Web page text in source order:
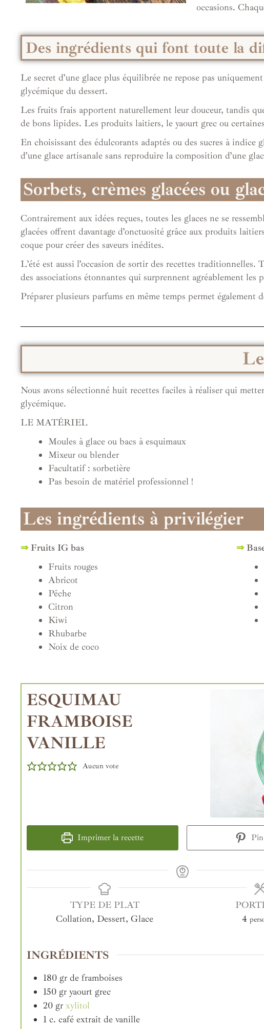
occasions.
Des ingrédients qui font toute la
Le secret d’une glace plus équilibrée ne repose pas
glycémique du dessert.
Les fruits frais apportent naturellement leur douceur, tandis
de bons lipides. Les produits laitiers, le yaourt grec ou
En choisissant des édulcorants adaptés ou des sucres à
d’une glace artisanale sans reproduire la composition d’une
Sorbets, crèmes glacées ou
Contrairement aux idées reçues, toutes les glaces ne se
glacées offrent davantage d’onctuosité grâce aux produits
coque pour créer des saveurs inédites.
L’été est aussi l’occasion de sortir des recettes
des associations étonnantes qui surprennent agréablement les
Préparer plusieurs parfums en même temps permet également
Nous avons sélectionné huit recettes faciles à réaliser qui
glycémique.
LE MATÉRIEL
Moules à glace ou bacs à esquimaux
Mixeur ou blender
Facultatif : sorbetière
Pas besoin de matériel professionnel !
Les ingrédients à privilégier
⇒ Fruits IG bas
Fruits rouges
Abricot
Pêche
Citron
Kiwi
Rhubarbe
Noix de coco
⇒
ESQUIMAU
FRAMBOISE
VANILLE
Aucun vote
Imprimer la recette
TYPE DE PLAT
Collation, Dessert, Glace
4
INGRÉDIENTS
180 gr de framboises
150 gr yaourt grec
20 gr xylitol
1 c. café extrait de vanille